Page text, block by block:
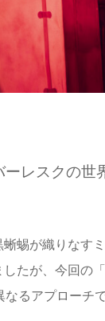
ーレスクの世
蜴が織りなす
たが、今回の
るアプローチ